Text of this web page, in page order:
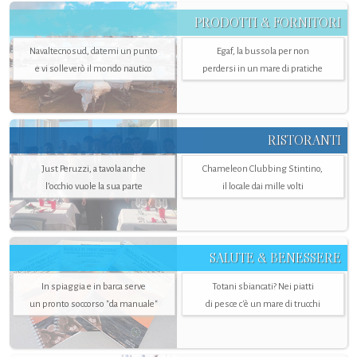
PRODOTTI & FORNITORI
Navaltecnosud, datemi un punto
e vi solleverò il mondo nautico
Egaf, la bussola per non
perdersi in un mare di pratiche
RISTORANTI
Just Peruzzi, a tavola anche
l’occhio vuole la sua parte
Chameleon Clubbing Stintino,
il locale dai mille volti
SALUTE & BENESSERE
In spiaggia e in barca serve
un pronto soccorso "da manuale"
Totani sbiancati? Nei piatti
di pesce c'è un mare di trucchi